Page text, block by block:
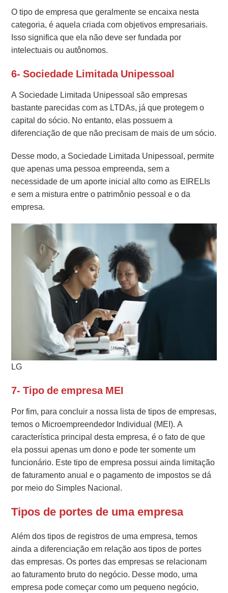
O tipo de empresa que geralmente se encaixa nesta
categoria, é aquela criada com objetivos empresariais.
Isso significa que ela não deve ser fundada por
intelectuais ou autônomos.
6- Sociedade Limitada Unipessoal
A Sociedade Limitada Unipessoal são empresas
bastante parecidas com as LTDAs, já que protegem o
capital do sócio. No entanto, elas possuem a
diferenciação de que não precisam de mais de um sócio.
Desse modo, a Sociedade Limitada Unipessoal, permite
que apenas uma pessoa empreenda, sem a
necessidade de um aporte inicial alto como as EIRELIs
e sem a mistura entre o patrimônio pessoal e o da
empresa.
LG
7- Tipo de empresa MEI
Por fim, para concluir a nossa lista de tipos de empresas,
temos o Microempreendedor Individual (MEI). A
característica principal desta empresa, é o fato de que
ela possui apenas um dono e pode ter somente um
funcionário. Este tipo de empresa possui ainda limitação
de faturamento anual e o pagamento de impostos se dá
por meio do Simples Nacional.
Tipos de portes de uma empresa
Além dos tipos de registros de uma empresa, temos
ainda a diferenciação em relação aos tipos de portes
das empresas. Os portes das empresas se relacionam
ao faturamento bruto do negócio. Desse modo, uma
empresa pode começar como um pequeno negócio,